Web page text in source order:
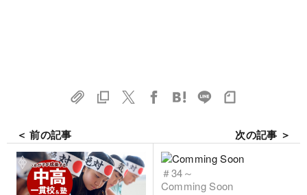
＜ 前の記事 次の記事 ＞
＃34～
Comming Soon